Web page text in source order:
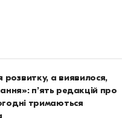
розвитку, а виявилося,
п’ять редакцій про
тримаються